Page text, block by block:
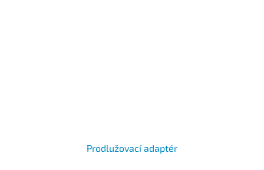
Prodlužovací adaptér